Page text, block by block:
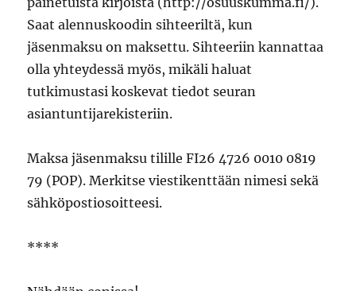
Saat alennuskoodin sihteeriltä, kun
jäsenmaksu on maksettu. Sihteeriin kannattaa
olla yhteydessä myös, mikäli haluat
tutkimustasi koskevat tiedot seuran
asiantuntijarekisteriin.
Maksa jäsenmaksu tilille FI26 4726 0010 0819
79 (POP). Merkitse viestikenttään nimesi sekä
sähköpostiosoitteesi.
****